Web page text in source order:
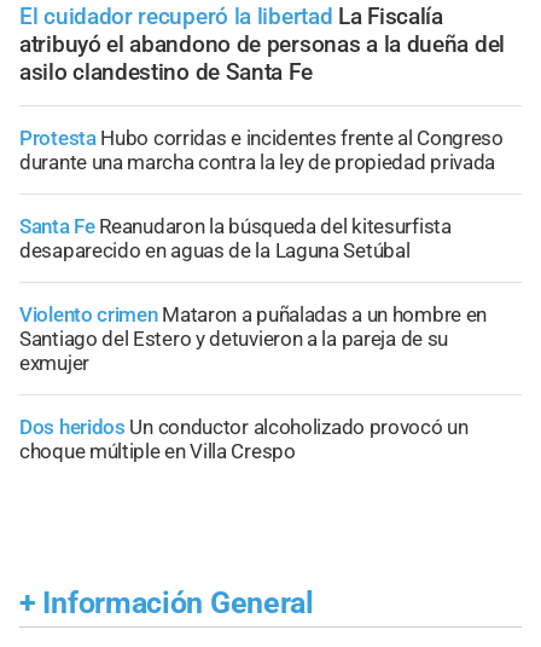
El cuidador recuperó la libertad La Fiscalía
atribuyó el abandono de personas a la dueña del
asilo clandestino de Santa Fe
Protesta Hubo corridas e incidentes frente al Congreso
durante una marcha contra la ley de propiedad privada
Santa Fe Reanudaron la búsqueda del kitesurfista
desaparecido en aguas de la Laguna Setúbal
Violento crimen Mataron a puñaladas a un hombre en
Santiago del Estero y detuvieron a la pareja de su
exmujer
Dos heridos Un conductor alcoholizado provocó un
choque múltiple en Villa Crespo
+ Información General